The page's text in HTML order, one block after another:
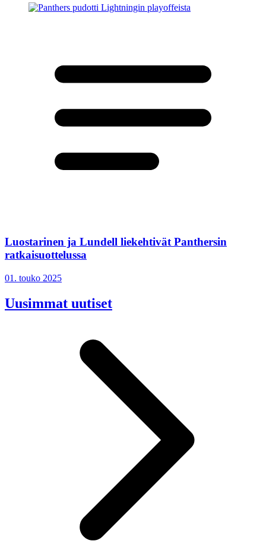
Luostarinen ja Lundell liekehtivät Panthersin
ratkaisuottelussa
01. touko 2025
Uusimmat uutiset